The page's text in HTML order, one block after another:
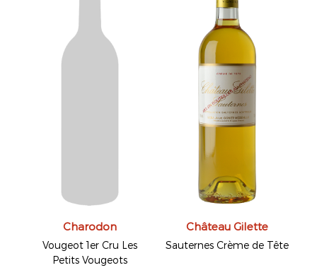
Charodon
Vougeot 1er Cru Les
Petits Vougeots
Château Gilette
Sauternes Crème de Tête